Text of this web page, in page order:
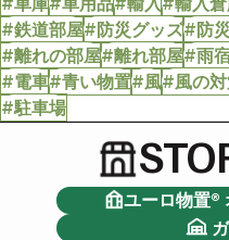
#鉄道部屋#防災グッズ#防
#離れの部屋#離れ部屋#雨
#電車#青い物置#風#風の対
#駐車場
ユーロ物置®